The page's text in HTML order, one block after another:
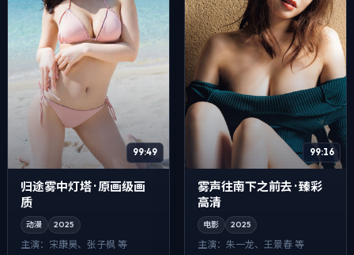
99:49
归途雾中灯塔 · 原画级画
质
动漫 2025
主演： 宋康昊、张子枫 等
99:16
雾声往南下之前去 · 臻彩
高清
电影 2025
主演： 朱一龙、王景春 等